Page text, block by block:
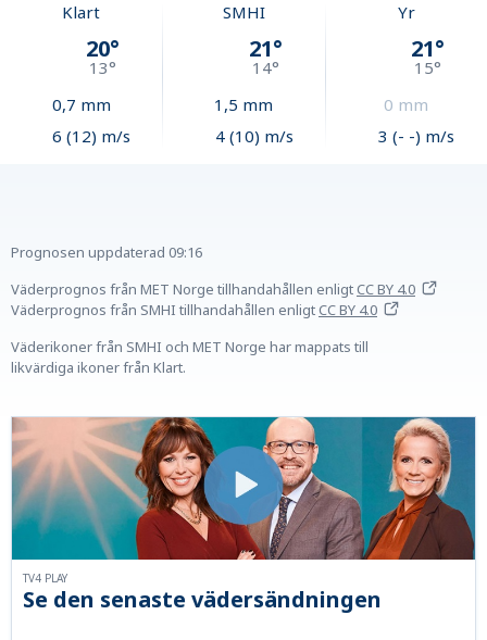
Klart
20°
13°
0,7 mm
6 (12) m/s
SMHI
21°
14°
1,5 mm
4 (10) m/s
Yr
21°
15°
0 mm
3 (- -) m/s
Prognosen uppdaterad 09:16
Väderprognos från MET Norge tillhandahållen enligtCC BY 4.0
Väderprognos från SMHI tillhandahållen enligtCC BY 4.0
Väderikoner från SMHI och MET Norge har mappats till
likvärdiga ikoner från Klart.
Se den senaste vädersändningen
TV4 PLAY